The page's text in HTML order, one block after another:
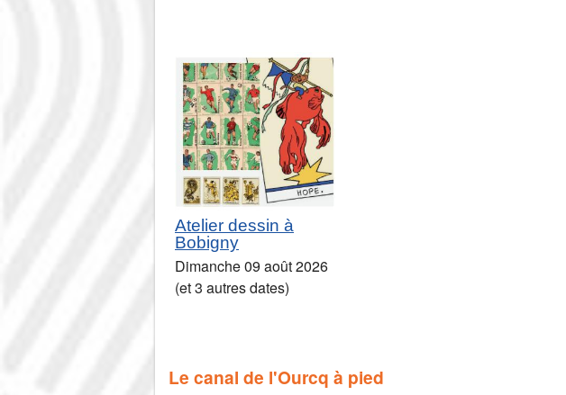
Atelier dessin à
Bobigny
Dimanche 09 août 2026
(et 3 autres dates)
Le canal de l'Ourcq à pied